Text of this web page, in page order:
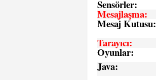
Sensörler:
Mesajlaşma:
Mesaj Kutusu:
Tarayıcı:
Oyunlar:
Java: